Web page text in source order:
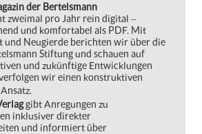
der Bertelsmann
zweimal pro Jahr rein digital ‒
und komfortabel als PDF. Mit
und Neugierde berichten wir über die
Stiftung und schauen auf
und zukünftige Entwicklungen
wir einen konstruktiven
gibt Anregungen zu
inklusiver direkter
und informiert über